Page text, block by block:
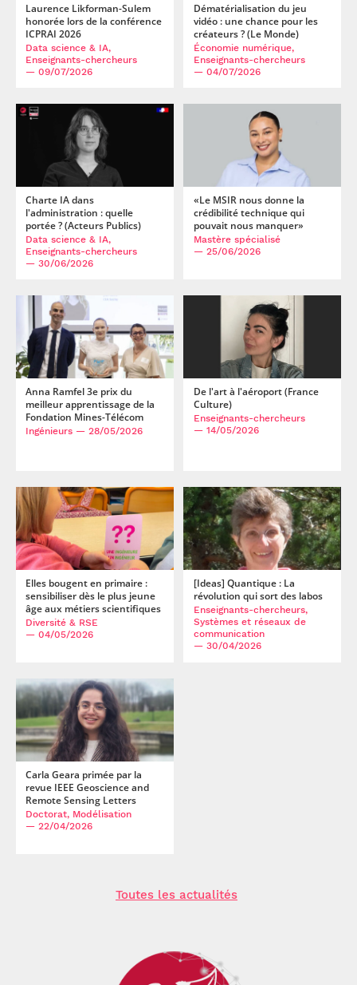
Laurence Likforman-Sulem
honorée lors de la conférence
ICPRAI 2026
Data science & IA,
Enseignants-chercheurs
— 09/07/2026
Dématérialisation du jeu
vidéo : une chance pour les
créateurs ? (Le Monde)
Économie numérique,
Enseignants-chercheurs
— 04/07/2026
Charte IA dans
l'administration : quelle
portée ? (Acteurs Publics)
Data science & IA,
Enseignants-chercheurs
— 30/06/2026
«Le MSIR nous donne la
crédibilité technique qui
pouvait nous manquer»
Mastère spécialisé
— 25/06/2026
Anna Ramfel 3e prix du
meilleur apprentissage de la
Fondation Mines-Télécom
Ingénieurs — 28/05/2026
De l'art à l'aéroport (France
Culture)
Enseignants-chercheurs
— 14/05/2026
Elles bougent en primaire :
sensibiliser dès le plus jeune
âge aux métiers scientifiques
Diversité & RSE
— 04/05/2026
[Ideas] Quantique : La
révolution qui sort des labos
Enseignants-chercheurs,
Systèmes et réseaux de
communication
— 30/04/2026
Carla Geara primée par la
revue IEEE Geoscience and
Remote Sensing Letters
Doctorat, Modélisation
— 22/04/2026
Toutes les actualités